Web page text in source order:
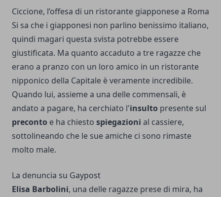
Ciccione, l’offesa di un ristorante giapponese a Roma
Si sa che i giapponesi non parlino benissimo italiano,
quindi magari questa svista potrebbe essere
giustificata. Ma quanto accaduto a tre ragazze che
erano a pranzo con un loro amico in un ristorante
nipponico della Capitale è veramente incredibile.
Quando lui, assieme a una delle commensali, è
andato a pagare, ha cerchiato l'insulto presente sul
preconto e ha chiesto spiegazioni al cassiere,
sottolineando che le sue amiche ci sono rimaste
molto male.
La denuncia su Gaypost
Elisa Barbolini, una delle ragazze prese di mira, ha